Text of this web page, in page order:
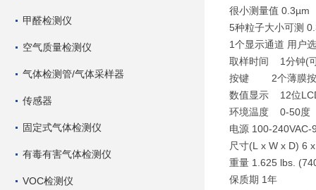
甲醛检测仪
空气质量检测仪
气体检测管/气体采样器
传感器
固定式气体检测仪
有毒有害气体检测仪
VOC检测仪
很小测量值 0.3µm
5种粒子大小可测
1个显示通道 用户
取样时间 1分钟(
按键 2个薄膜
数值显示 12位
环境温度 0-50度
电源 100-
尺寸(L x W x D) 6
重量 1.625 lbs.
保质期 1年